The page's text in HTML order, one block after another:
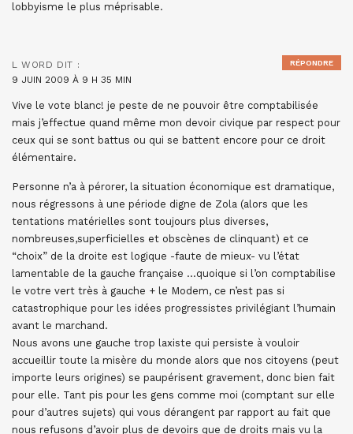
lobbyisme le plus méprisable.
L WORD DIT :
9 JUIN 2009 À 9 H 35 MIN
Vive le vote blanc! je peste de ne pouvoir être comptabilisée
mais j’effectue quand même mon devoir civique par respect pour
ceux qui se sont battus ou qui se battent encore pour ce droit
élémentaire.
Personne n’a à pérorer, la situation économique est dramatique,
nous régressons à une période digne de Zola (alors que les
tentations matérielles sont toujours plus diverses,
nombreuses,superficielles et obscènes de clinquant) et ce
“choix” de la droite est logique -faute de mieux- vu l’état
lamentable de la gauche française …quoique si l’on comptabilise
le votre vert très à gauche + le Modem, ce n’est pas si
catastrophique pour les idées progressistes privilégiant l’humain
avant le marchand.
Nous avons une gauche trop laxiste qui persiste à vouloir
accueillir toute la misère du monde alors que nos citoyens (peut
importe leurs origines) se paupérisent gravement, donc bien fait
pour elle. Tant pis pour les gens comme moi (comptant sur elle
pour d’autres sujets) qui vous dérangent par rapport au fait que
nous refusons d’avoir plus de devoirs que de droits mais vu la
RÉPONDRE